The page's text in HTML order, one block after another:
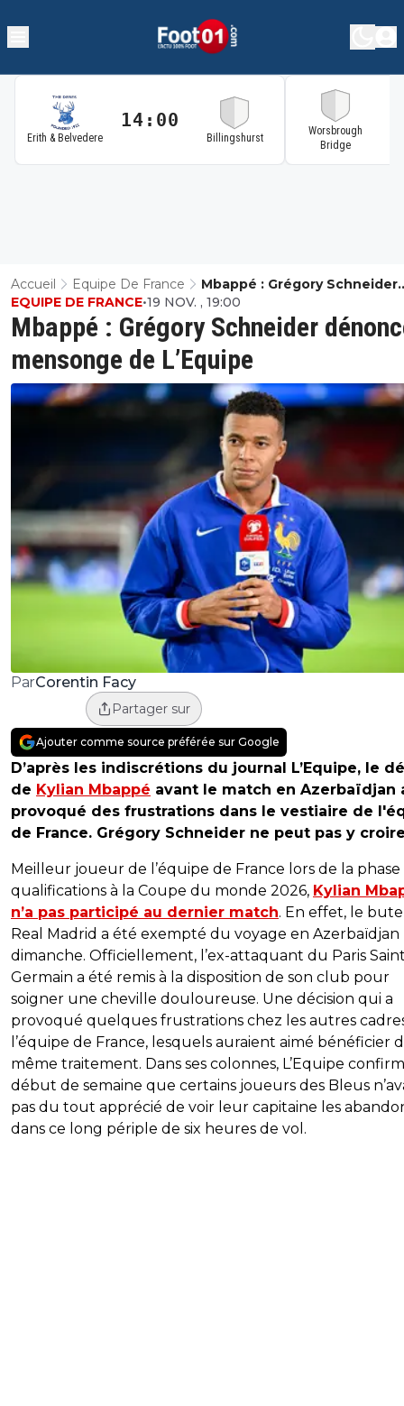
Erith & Belvedere
14:00
Billingshurst
Worsbrough
Bridge
Accueil Equipe De France
Mbappé : Grégory Schneider
Dénonce Le Mensonge De
L’Equipe
Mbappé : Grégory Schneider
mensonge de L’Equipe
EQUIPE DE FRANCE•19 NOV. , 19:00
ParCorentin Facy
Partager sur
Ajouter comme source préférée sur Google
D’après les indiscrétions du journal L’Equipe, le
de Kylian Mbappé avant le match en Azerbaïdjan
provoqué des frustrations dans le vestiaire de
de France. Grégory Schneider ne peut pas y
Meilleur joueur de l’équipe de France lors de la phase
qualifications à la Coupe du monde 2026, Kylian
n’a pas participé au dernier match. En effet, le
Real Madrid a été exempté du voyage en Azerbaïdjan
dimanche. Officiellement, l’ex-attaquant du Paris
Germain a été remis à la disposition de son club pour
soigner une cheville douloureuse. Une décision qui a
provoqué quelques frustrations chez les autres
l’équipe de France, lesquels auraient aimé bénéficier
même traitement. Dans ses colonnes, L’Equipe
début de semaine que certains joueurs des Bleus
pas du tout apprécié de voir leur capitaine les
dans ce long périple de six heures de vol.